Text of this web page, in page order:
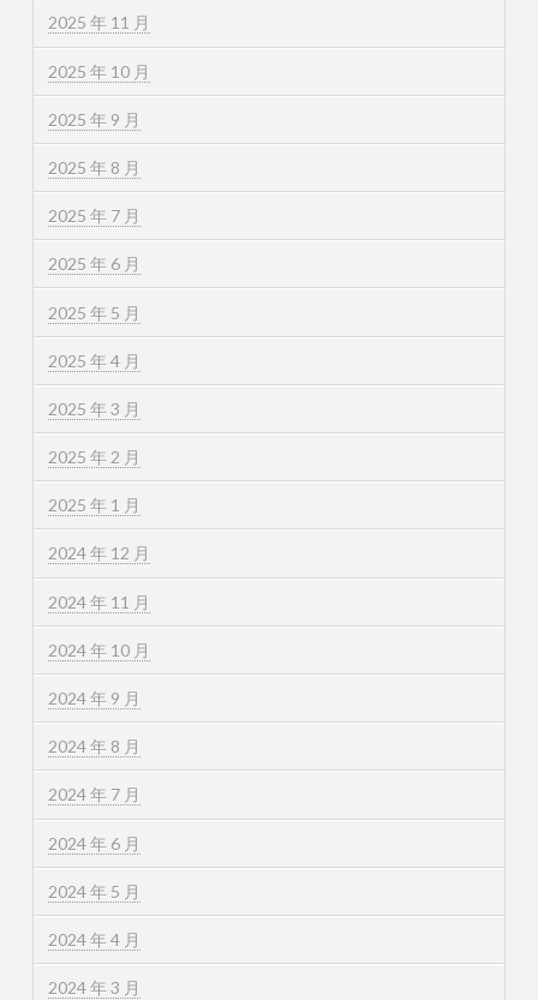
2025 年 11 月
2025 年 10 月
2025 年 9 月
2025 年 8 月
2025 年 7 月
2025 年 6 月
2025 年 5 月
2025 年 4 月
2025 年 3 月
2025 年 2 月
2025 年 1 月
2024 年 12 月
2024 年 11 月
2024 年 10 月
2024 年 9 月
2024 年 8 月
2024 年 7 月
2024 年 6 月
2024 年 5 月
2024 年 4 月
2024 年 3 月